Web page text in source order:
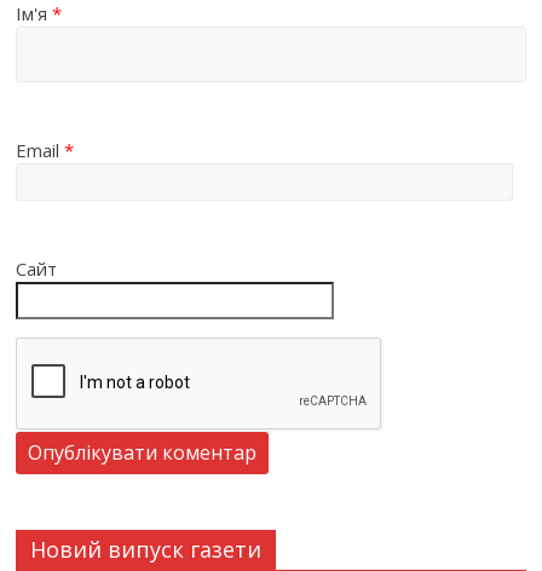
Ім'я*
Email*
Сайт
Новий випуск газети